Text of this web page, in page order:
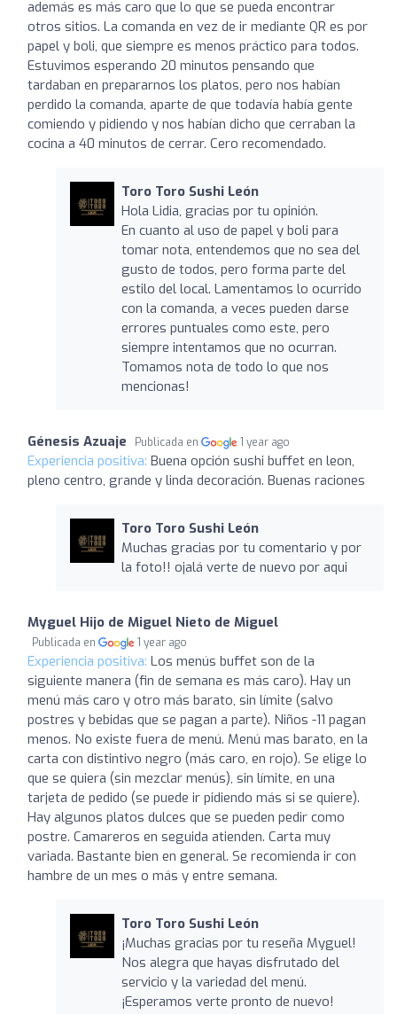
además es más caro que lo que se pueda encontrar
otros sitios. La comanda en vez de ir mediante QR es por
papel y boli, que siempre es menos práctico para todos.
Estuvimos esperando 20 minutos pensando que
tardaban en prepararnos los platos, pero nos habían
perdido la comanda, aparte de que todavía había gente
comiendo y pidiendo y nos habían dicho que cerraban la
cocina a 40 minutos de cerrar. Cero recomendado.
Toro Toro Sushi León
Hola Lidia, gracias por tu opinión.
En cuanto al uso de papel y boli para
tomar nota, entendemos que no sea del
gusto de todos, pero forma parte del
estilo del local. Lamentamos lo ocurrido
con la comanda, a veces pueden darse
errores puntuales como este, pero
siempre intentamos que no ocurran.
Tomamos nota de todo lo que nos
mencionas!
Génesis Azuaje Publicada en 1 year ago
Experiencia positiva: Buena opción sushi buffet en leon,
pleno centro, grande y linda decoración. Buenas raciones
Toro Toro Sushi León
Muchas gracias por tu comentario y por
la foto!! ojalá verte de nuevo por aqui
Myguel Hijo de Miguel Nieto de Miguel
Publicada en 1 year ago
Experiencia positiva: Los menús buffet son de la
siguiente manera (fin de semana es más caro). Hay un
menú más caro y otro más barato, sin límite (salvo
postres y bebidas que se pagan a parte). Niños -11 pagan
menos. No existe fuera de menú. Menú mas barato, en la
carta con distintivo negro (más caro, en rojo). Se elige lo
que se quiera (sin mezclar menús), sin límite, en una
tarjeta de pedido (se puede ir pidiendo más si se quiere).
Hay algunos platos dulces que se pueden pedir como
postre. Camareros en seguida atienden. Carta muy
variada. Bastante bien en general. Se recomienda ir con
hambre de un mes o más y entre semana.
Toro Toro Sushi León
¡Muchas gracias por tu reseña Myguel!
Nos alegra que hayas disfrutado del
servicio y la variedad del menú.
¡Esperamos verte pronto de nuevo!